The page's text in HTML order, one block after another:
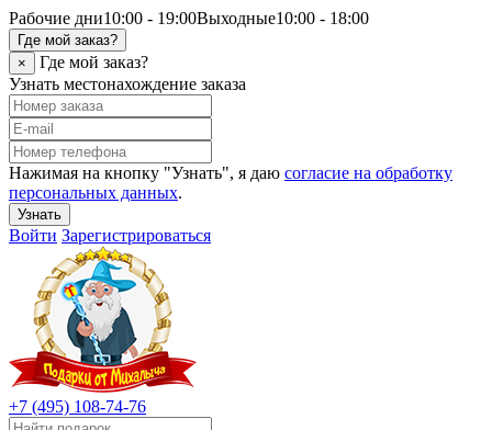
Рабочие дни10:00 - 19:00Выходные10:00 - 18:00
Где мой заказ?
×
Где мой заказ?
Узнать местонахождение заказа
Нажимая на кнопку "Узнать", я даю согласие на обработку
персональных данных.
Узнать
Войти Зарегистрироваться
+7 (495) 108-74-76